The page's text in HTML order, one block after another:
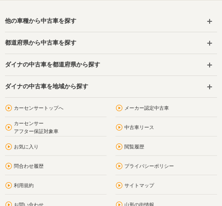
他の車種から中古車を探す
都道府県から中古車を探す
ダイナの中古車を都道府県から探す
ダイナの中古車を地域から探す
カーセンサートップへ メーカー認定中古車
カーセンサー
アフター保証対象車
中古車リース
お気に入り 閲覧履歴
問合わせ履歴 プライバシーポリシー
利用規約 サイトマップ
お問い合わせ 山形の街情報